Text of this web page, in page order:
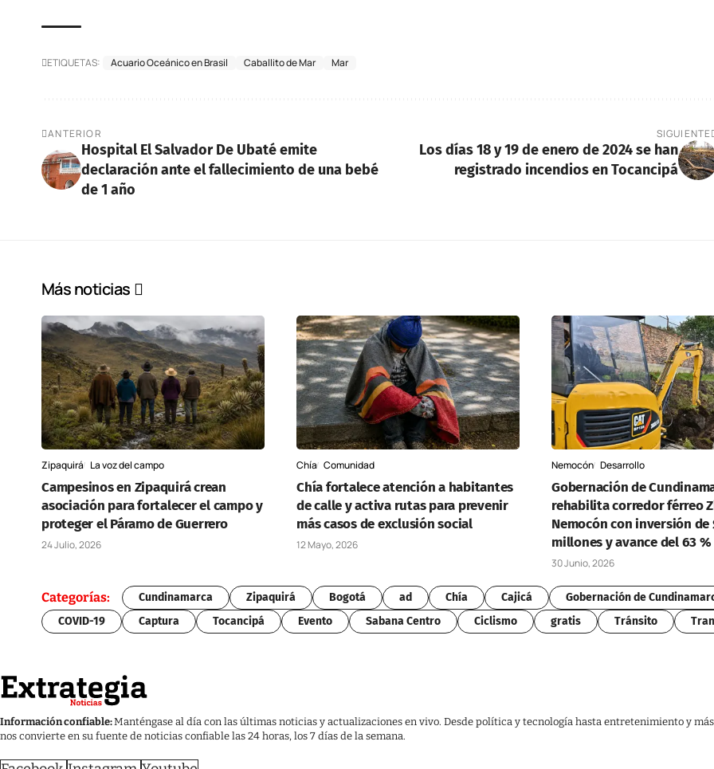
ETIQUETAS: Acuario Oceánico en Brasil Caballito de Mar Mar
ANTERIOR
Hospital El Salvador De Ubaté emite
declaración ante el fallecimiento de una bebé
de 1 año
SIGUIENTE
Los días 18 y 19 de enero de 2024 se han
registrado incendios en Tocancipá
Más noticias
Zipaquirá La voz del campo
Campesinos en Zipaquirá crean
asociación para fortalecer el campo y
proteger el Páramo de Guerrero
24 Julio, 2026
Chía Comunidad
Chía fortalece atención a habitantes
de calle y activa rutas para prevenir
más casos de exclusión social
12 Mayo, 2026
Nemocón Desarrollo
Gobernación de
rehabilita corredor férreo
Nemocón con inversión de
millones y avance del 63 %
30 Junio, 2026
Categorías: Cundinamarca Zipaquirá Bogotá ad Chía Cajicá Gobernación de
COVID-19
Captura Tocancipá Evento Sabana Centro Ciclismo gratis Tránsito
Información confiable:Manténgase al día con las últimas noticias y actualizaciones en vivo. Desde política y tecnología hasta entretenimiento y
nos convierte en su fuente de noticias confiable las 24 horas, los 7 días de la semana.